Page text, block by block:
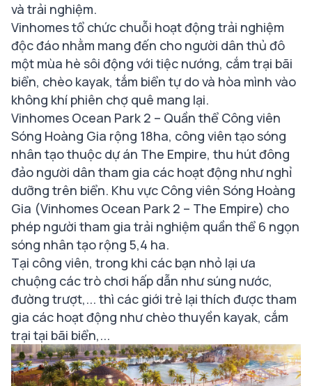
và trải nghiệm.
Vinhomes tổ chức chuỗi hoạt động trải nghiệm
độc đáo nhằm mang đến cho người dân thủ đô
một mùa hè sôi động với tiệc nướng, cắm trại bãi
biển, chèo kayak, tắm biển tự do và hòa mình vào
không khí phiên chợ quê mang lại.
Vinhomes Ocean Park 2 – Quần thể Công viên
Sóng Hoàng Gia rộng 18ha, công viên tạo sóng
nhân tạo thuộc dự án The Empire, thu hút đông
đảo người dân tham gia các hoạt động như nghỉ
dưỡng trên biển. Khu vực Công viên Sóng Hoàng
Gia (Vinhomes Ocean Park 2 – The Empire) cho
phép người tham gia trải nghiệm quần thể 6 ngọn
sóng nhân tạo rộng 5,4 ha.
Tại công viên, trong khi các bạn nhỏ lại ưa
chuộng các trò chơi hấp dẫn như súng nước,
đường trượt,... thì các giới trẻ lại thích được tham
gia các hoạt động như chèo thuyền kayak, cắm
trại tại bãi biển,...